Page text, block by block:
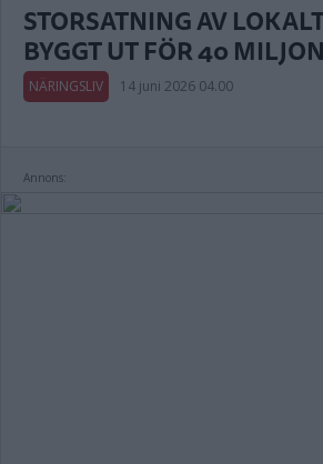
STORSATNING AV
BYGGT UT FÖR 40
NÄRINGSLIV 14 juni 2026 04.00
Annons: